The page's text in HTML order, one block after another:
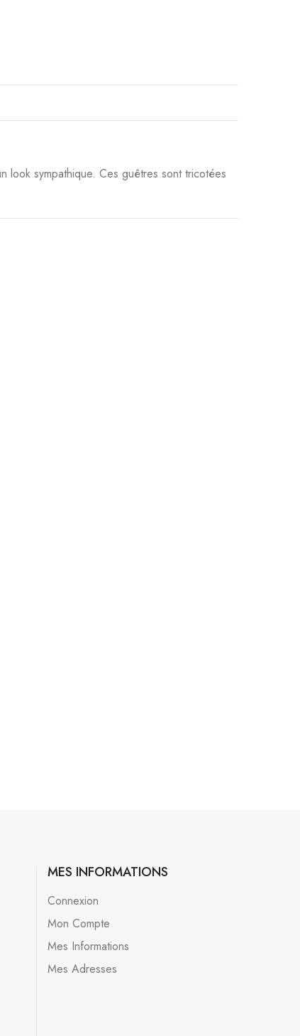
look sympathique. Ces guêtres sont tricotées
MES INFORMATIONS
Connexion
Mon Compte
Mes Informations
Mes Adresses